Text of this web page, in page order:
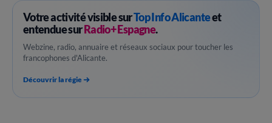
Votre activité visible surTop Info Alicanteet
entendue surRadio+ Espagne.
Webzine, radio, annuaire et réseaux sociaux pour toucher les
francophones d'Alicante.
Découvrir la régie